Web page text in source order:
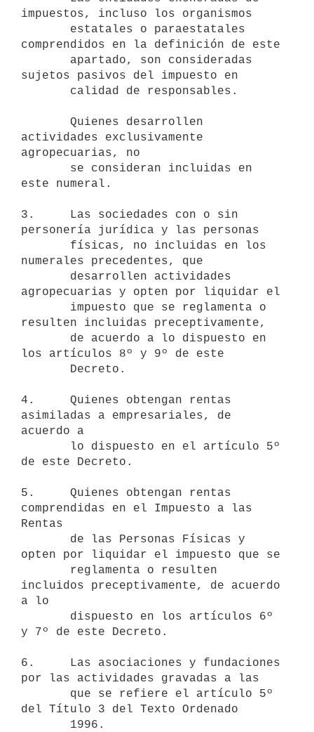
impuestos, incluso los organismos
comprendidos en la definición de este
sujetos pasivos del impuesto en
actividades exclusivamente
agropecuarias, no
este numeral.
3.     Las sociedades con o sin
personería jurídica y las personas
numerales precedentes, que
agropecuarias y opten por liquidar el
resulten incluidas preceptivamente,
los artículos 8º y 9º de este
4.     Quienes obtengan rentas
asimiladas a empresariales, de
acuerdo a
de este Decreto.
5.     Quienes obtengan rentas
comprendidas en el Impuesto a las
Rentas
opten por liquidar el impuesto que se
incluidos preceptivamente, de acuerdo
a lo
y 7º de este Decreto.
6.     Las asociaciones y fundaciones
por las actividades gravadas a las
del Título 3 del Texto Ordenado